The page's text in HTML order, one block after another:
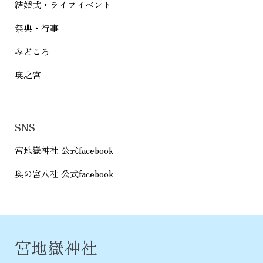
結婚式・ライフイベント
祭典・行事
みどころ
奥之宮
SNS
宮地嶽神社 公式facebook
奥の宮八社 公式facebook
宮地嶽神社